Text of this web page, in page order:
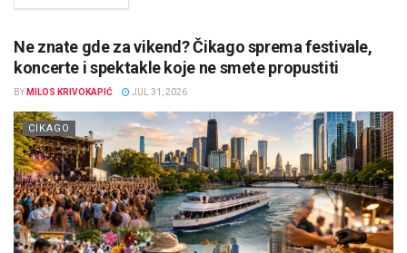
Ne znate gde za vikend? Čikago sprema festivale,
koncerte i spektakle koje ne smete propustiti
BY MILOS KRIVOKAPIĆ JUL 31, 2026
CIKAGO